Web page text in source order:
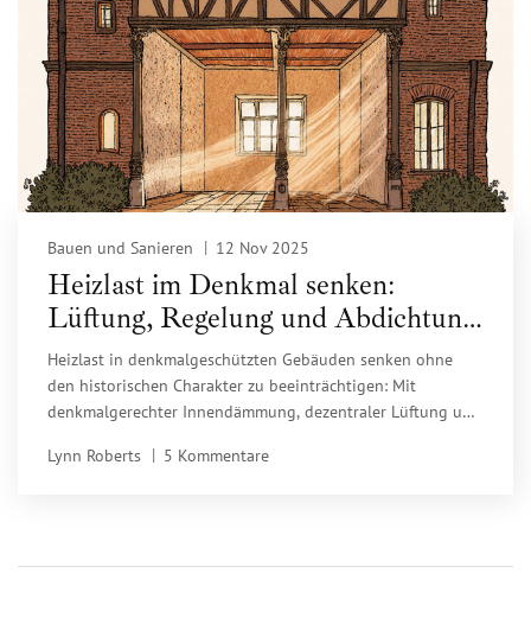
Bauen und Sanieren 12 Nov 2025
Heizlast im Denkmal senken:
Lüftung, Regelung und Abdichtung
mit Denkmalschutz im Blick
Heizlast in denkmalgeschützten Gebäuden senken ohne
den historischen Charakter zu beeinträchtigen: Mit
denkmalgerechter Innendämmung, dezentraler Lüftung und
und Bauschäden vermeiden.
Lynn Roberts 5 Kommentare